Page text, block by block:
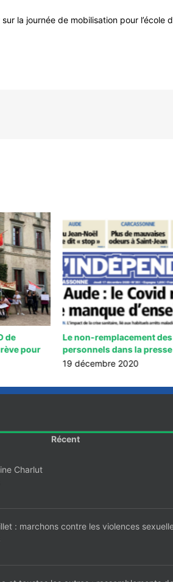
sur la journée de mobilisation pour l’école
de
pour
Le non-remplacement des
personnels dans la presse
19 décembre 2020
Récent
Charlut
: marchons contre les violences